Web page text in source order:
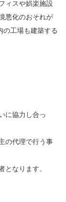
ィスや娯楽施設
悪化のおそれが
の工場も建築する
に協力し合っ
の代理で行う事
となります。